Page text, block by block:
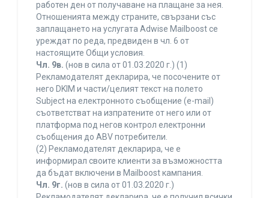
работен ден от получаване на плащане за нея.
Отношенията между страните, свързани със
заплащането на услугата Adwise Mailboost се
уреждат по реда, предвиден в чл. 6 от
настоящите Общи условия.
Чл. 9в. (нов в сила от 01.03.2020 г.) (1)
Рекламодателят декларира, че посочените от
него DKIM и части/целият текст на полето
Subject на електронното съобщение (e-mail)
съответстват на изпратените от него или от
платформа под негов контрол електронни
съобщения до ABV потребители.
(2) Рекламодателят декларира, че е
информирал своите клиенти за възможността
да бъдат включени в Mailboost кампания.
Чл. 9г. (нов в сила от 01.03.2020 г.)